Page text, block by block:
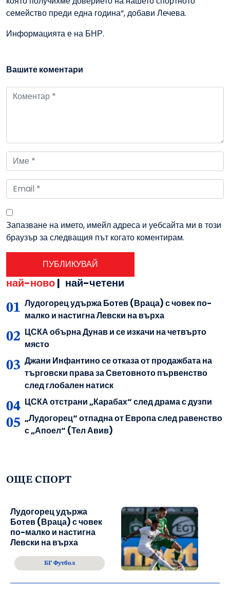
семейство преди една година“, добави Лечева.
Информацията е на БНР.
Вашите коментари
Запазване на името, имейл адреса и уебсайта ми в този
браузър за следващия път когато коментирам.
най-ново| най-четени
Лудогорец удържа Ботев (Враца) с човек по-
малко и настигна Левски на върха
ЦСКА обърна Дунав и се изкачи на четвърто
място
Джани Инфантино се отказа от продажбата на
търговски права за Световното първенство
след глобален натиск
ЦСКА отстрани „Карабах“ след драма с дузпи
„Лудогорец“ отпадна от Европа след равенство
с „Апоел“ (Тел Авив)
ОЩЕ СПОРТ
Лудогорец удържа
Ботев (Враца) с човек
по-малко и настигна
Левски на върха
БГ Футбол